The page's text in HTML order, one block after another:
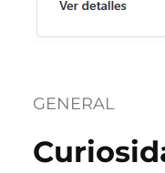
GENERAL